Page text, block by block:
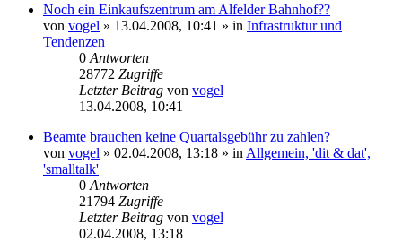
Noch ein Einkaufszentrum am Alfelder Bahnhof??
von vogel » 13.04.2008, 10:41 » in Infrastruktur und
Tendenzen
0 Antworten
28772 Zugriffe
Letzter Beitrag von vogel
13.04.2008, 10:41
Beamte brauchen keine Quartalsgebühr zu zahlen?
von vogel » 02.04.2008, 13:18 » in Allgemein, 'dit & dat',
'smalltalk'
0 Antworten
21794 Zugriffe
Letzter Beitrag von vogel
02.04.2008, 13:18